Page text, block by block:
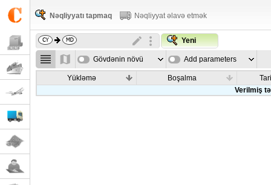
Nəqliyyatı tapmaq Nəqliyyat əlavə etmək
Yeni
Gövdənin növü Add parameters
Yükləmə Boşalma
Verilmiş